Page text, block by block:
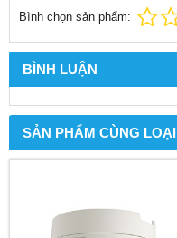
Bình chọn sản phẩm:
BÌNH LUẬN
SẢN PHẨM CÙNG LOẠI